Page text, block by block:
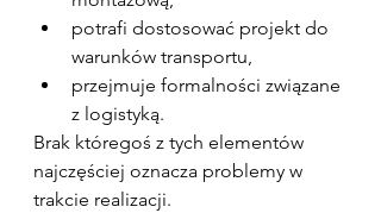
potrafi dostosować projekt do
warunków transportu,
przejmuje formalności związane
z logistyką.
Brak któregoś z tych elementów
najczęściej oznacza problemy w
trakcie realizacji.